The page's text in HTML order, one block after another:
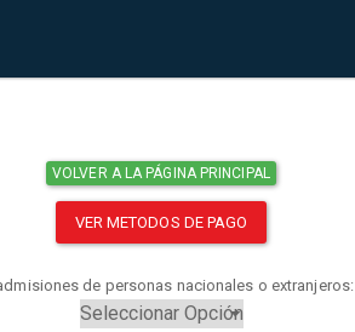
VOLVER A LA PÁGINA PRINCIPAL
VER METODOS DE PAGO
de personas nacionales o extranjeros: